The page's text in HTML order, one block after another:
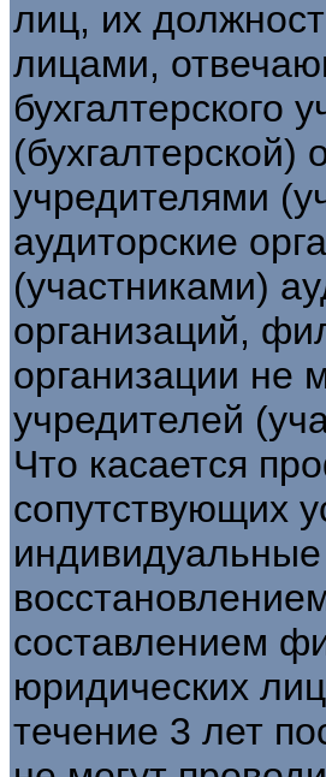
лиц, их
лицами,
бухгалтерского
учредителями
аудиторские
(участниками)
организаций,
организации не
учредителей
Что касается
сопутствующих
составлением
юридических
течение 3 лет